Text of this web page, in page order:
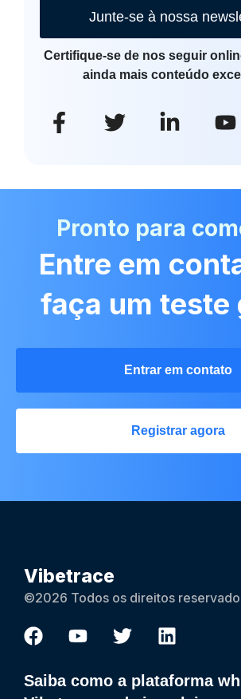
Junte-se à nossa
Certifique-se de nos seguir
ainda mais conteúdo
Pronto para
Entre em
faça um teste
Entrar em contato
Registrar agora
Vibetrace
©2026 Todos os direitos
Saiba como a plataforma